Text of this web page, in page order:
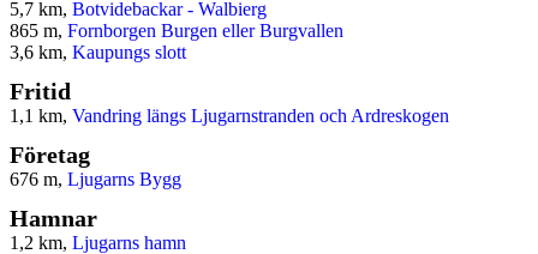
5,7 km, Botvidebackar - Walbierg
865 m, Fornborgen Burgen eller Burgvallen
3,6 km, Kaupungs slott
Fritid
1,1 km, Vandring längs Ljugarnstranden och Ardreskogen
Företag
676 m, Ljugarns Bygg
Hamnar
1,2 km, Ljugarns hamn